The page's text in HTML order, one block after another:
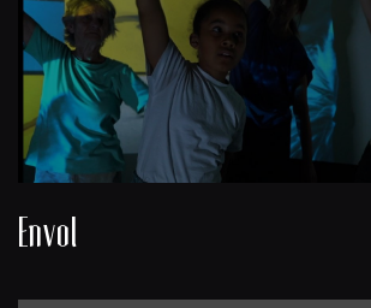
Envol